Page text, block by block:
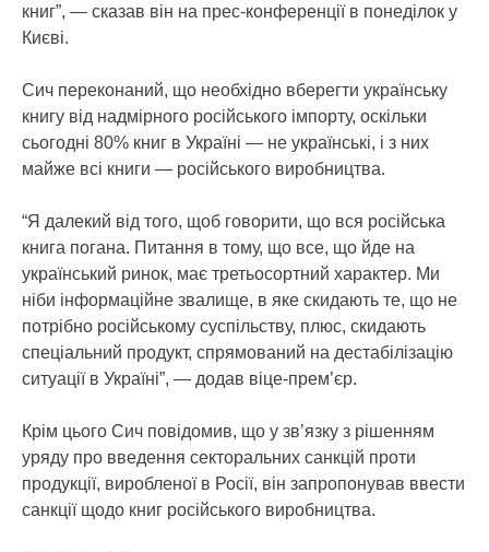
книг”, — сказав він на прес-конференції в понеділок у
Києві.
Сич переконаний, що необхідно вберегти українську
книгу від надмірного російського імпорту, оскільки
сьогодні 80% книг в Україні — не українські, і з них
майже всі книги — російського виробництва.
“Я далекий від того, щоб говорити, що вся російська
книга погана. Питання в тому, що все, що йде на
український ринок, має третьосортний характер. Ми
ніби інформаційне звалище, в яке скидають те, що не
потрібно російському суспільству, плюс, скидають
спеціальний продукт, спрямований на дестабілізацію
ситуації в Україні”, — додав віце-прем’єр.
Крім цього Сич повідомив, що у зв’язку з рішенням
уряду про введення секторальних санкцій проти
продукції, виробленої в Росії, він запропонував ввести
санкції щодо книг російського виробництва.